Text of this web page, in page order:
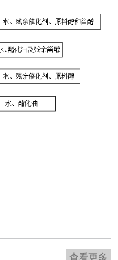
查看更多